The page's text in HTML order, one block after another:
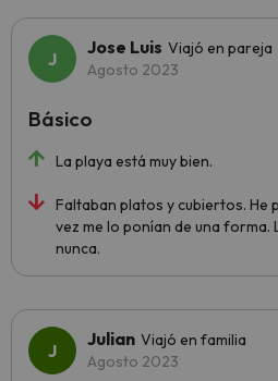
Jose Luis Viajó en pareja
Agosto 2023
La playa está muy bien.
Faltaban platos y cubiertos. He
vez me lo ponían de una forma.
nunca.
Básico
Julian Viajó en familia
Agosto 2023